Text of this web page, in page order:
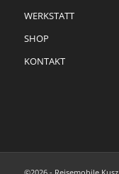
WERKSTATT
SHOP
KONTAKT